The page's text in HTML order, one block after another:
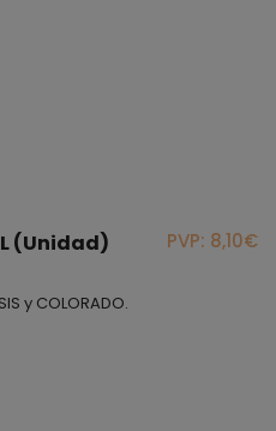
(Unidad) PVP: 8,10€
y COLORADO.